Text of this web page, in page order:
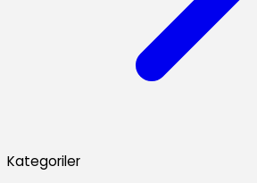
Kategoriler